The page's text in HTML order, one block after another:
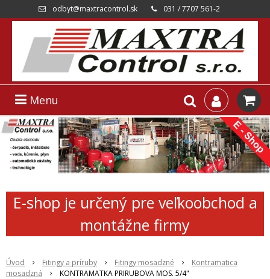
odbyt@maxtracontrol.sk 031 / 7707 561-2
Menu
E-shop je určený pre veľkoobchod a
montážne firmy
Úvod Fitingy a príruby Fitingy mosadzné
Kontramatica
mosadzná
KONTRAMATKA PRIRUBOVA MOS. 5/4"